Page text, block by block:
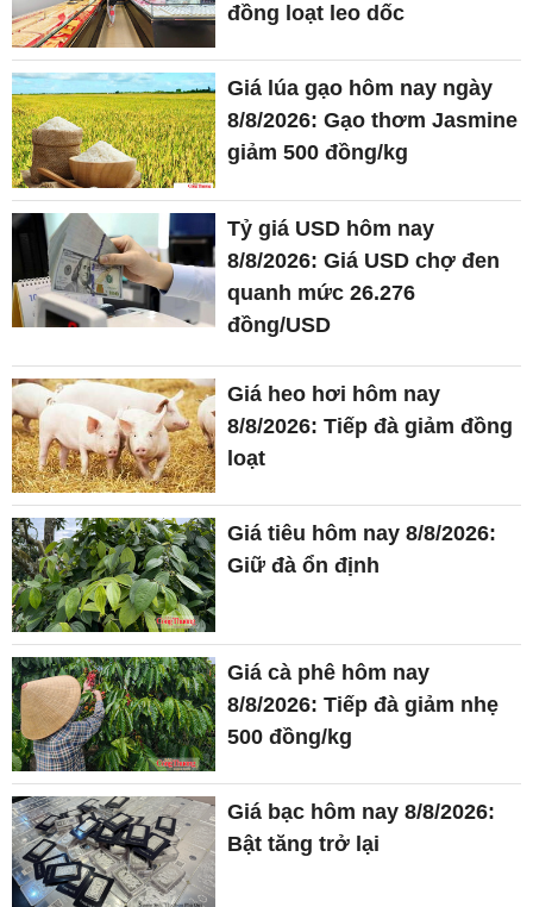
đồng loạt leo dốc
Giá lúa gạo hôm nay ngày
8/8/2026: Gạo thơm Jasmine
giảm 500 đồng/kg
Tỷ giá USD hôm nay
8/8/2026: Giá USD chợ đen
quanh mức 26.276
đồng/USD
Giá heo hơi hôm nay
8/8/2026: Tiếp đà giảm đồng
loạt
Giá tiêu hôm nay 8/8/2026:
Giữ đà ổn định
Giá cà phê hôm nay
8/8/2026: Tiếp đà giảm nhẹ
500 đồng/kg
Giá bạc hôm nay 8/8/2026:
Bật tăng trở lại